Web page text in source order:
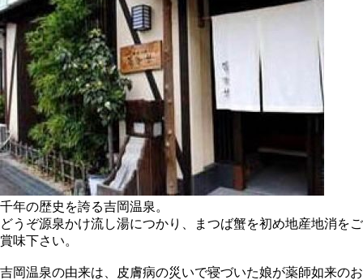
千年の歴史を誇る吉岡温泉。
どうぞ源泉かけ流し湯につかり、まつば蟹を初め地産地消をご
賞味下さい。
吉岡温泉の由来は、皮膚病の災いで寝づいた娘が薬師如来のお